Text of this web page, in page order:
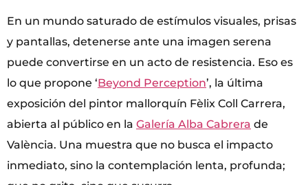
En un mundo saturado de estímulos visuales, prisas
y pantallas, detenerse ante una imagen serena
puede convertirse en un acto de resistencia. Eso es
lo que propone ‘Beyond Perception’, la última
exposición del pintor mallorquín Fèlix Coll Carrera,
abierta al público en la Galería Alba Cabrera de
València. Una muestra que no busca el impacto
inmediato, sino la contemplación lenta, profunda;